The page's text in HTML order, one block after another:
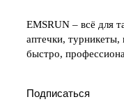
EMSRUN – всё для
аптечки, турникеты,
быстро,
Подписаться